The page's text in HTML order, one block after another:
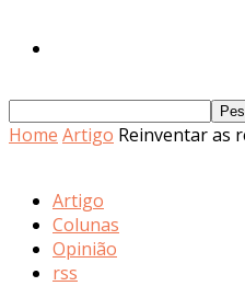
Home Artigo Reinventar as
Artigo
Colunas
Opinião
rss